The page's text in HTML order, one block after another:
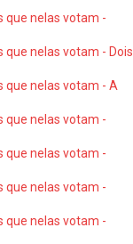
que nelas votam -
que nelas votam - Dois
que nelas votam - A
que nelas votam -
que nelas votam -
que nelas votam -
que nelas votam -